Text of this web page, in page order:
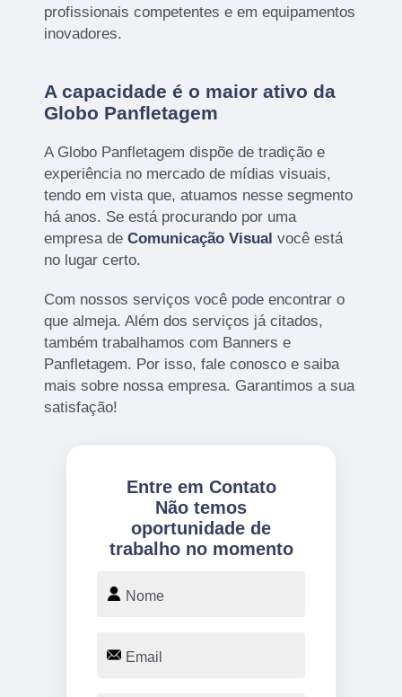
profissionais competentes e em equipamentos
inovadores.
A capacidade é o maior ativo da
Globo Panfletagem
A Globo Panfletagem dispõe de tradição e
experiência no mercado de mídias visuais,
tendo em vista que, atuamos nesse segmento
há anos. Se está procurando por uma
empresa deComunicação Visual você está
no lugar certo.
Com nossos serviços você pode encontrar o
que almeja. Além dos serviços já citados,
também trabalhamos com Banners e
Panfletagem. Por isso, fale conosco e saiba
mais sobre nossa empresa. Garantimos a sua
satisfação!
Entre em Contato
Não temos
oportunidade de
trabalho no momento